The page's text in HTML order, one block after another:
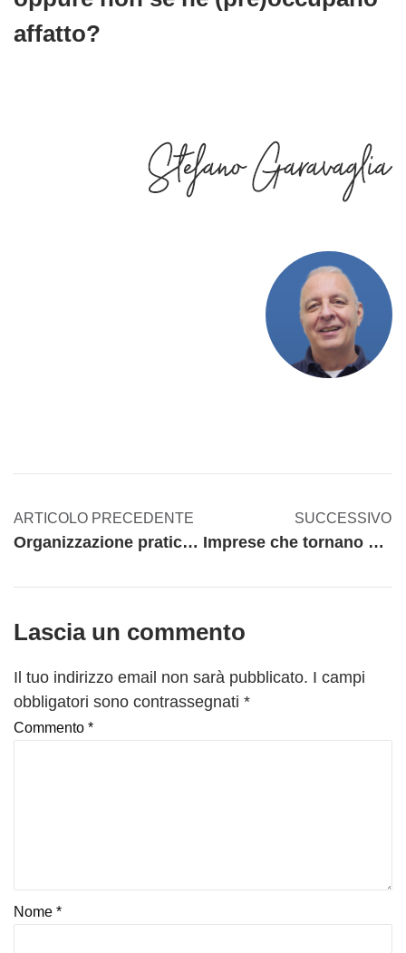
affatto?
ARTICOLO PRECEDENTE
Organizzazione pratica interna: cosa non dovrebbe mai mancare in un’azienda?
SUCCESSIVO
Imprese che tornano a essere floride dopo un’acquisizione. Coincidenza o fortuna?
Lascia un commento
Il tuo indirizzo email non sarà pubblicato. I campi
obbligatori sono contrassegnati *
Commento *
Nome *